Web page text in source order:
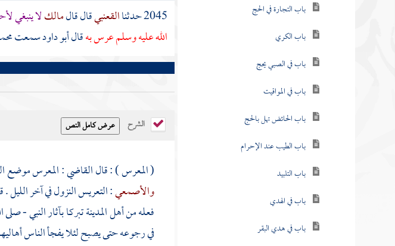
باب التجارة في الحج
باب الكري
باب في الصبي يحج
باب في المواقيت
باب الحائض تهل بالحج
باب الطيب عند الإحرام
باب التلبيد
باب في الهدي
باب في هدي البقر
2045 حدثنا القعنبيقال قالمالكلا ينبغي
الله عليه وسلم عرس بهقال أبو داود سمعت
الشرح
( المعرس ) : قال القاضي : المعرس موضع
والأصمعي: التعريس النزول في آخر الليل
فعله منأهل المدينةتبركا بآثار النبي -
في رجوعه حتى يصبح لئلا يفجأ الناس